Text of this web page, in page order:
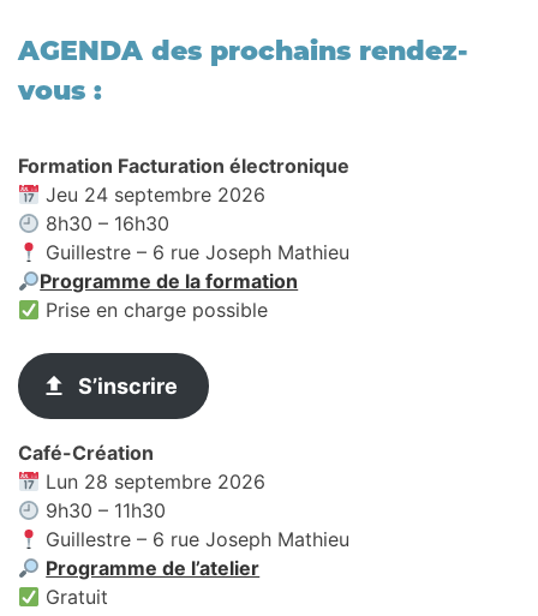
AGENDA des prochains rendez-
vous :
Formation Facturation électronique
Jeu 24 septembre 2026
8h30 – 16h30
Guillestre – 6 rue Joseph Mathieu
Programme de la formation
Prise en charge possible
S’inscrire
Café-Création
Lun 28 septembre 2026
9h30 – 11h30
Guillestre – 6 rue Joseph Mathieu
Programme de l’atelier
Gratuit